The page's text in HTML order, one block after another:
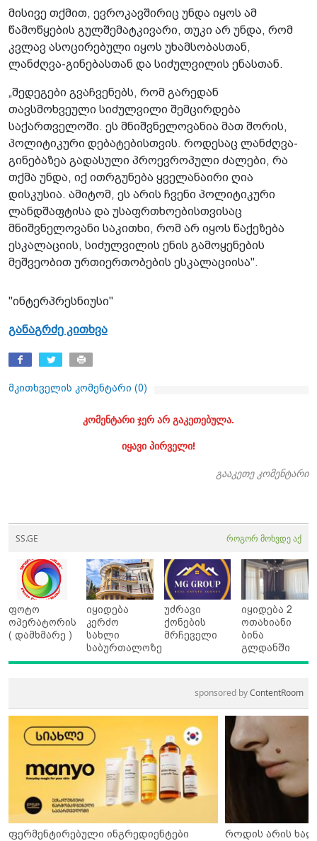
მისივე თქმით, ევროკავშირიც უნდა იყოს ამ
წამოწყების გულშემატკივარი, თუკი არ უნდა, რომ
კვლავ ასოცირებული იყოს უხამსობასთან,
ლანძღვა-გინებასთან და სიძულვილის ენასთან.
„შედეგები გვაჩვენებს, რომ გარედან
თავსმოხვეული სიძულვილი შემცირდება
საქართველოში. ეს მნიშვნელოვანია მათ შორის,
პოლიტიკური დებატებისთვის. როდესაც ლანძღვა-
გინებაზეა გადასული პროევროპული ძალები, რა
თქმა უნდა, იქ ითრგუნება ყველანაირი ღია
დისკუსია. ამიტომ, ეს არის ჩვენი პოლიტიკური
ლანდშაფტისა და უსაფრთხოებისთვისაც
მნიშვნელოვანი საკითხი, რომ არ იყოს წაქეზება
ესკალაციის, სიძულვილის ენის გამოყენების
მეშვეობით ურთიერთობების ესკალაციისა".
"ინტერპრესნიუსი"
განაგრძე კითხვა
მკითხველის კომენტარი (0)
კომენტარი ჯერ არ გაკეთებულა.
იყავი პირველი!
გააკეთე კომენტარი
SS.GE როგორ მოხვდე აქ
ფოტო
ოპერატორის
( დამხმარე )
იყიდება
კერძო
სახლი
საბურთალოზე
უძრავი
ქონების
მრჩეველი
იყიდება 2
ოთახიანი
ბინა
გლდანში
sponsored byContentRoom
ფერმენტირებული ინგრედიენტები
როდის არის